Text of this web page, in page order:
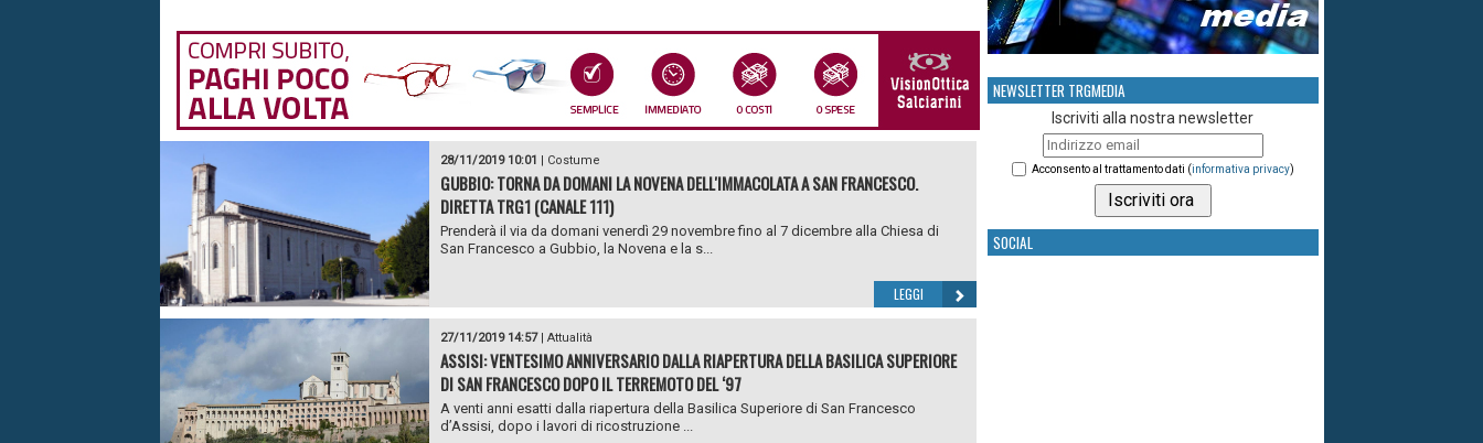
28/11/2019 10:01 | Costume
GUBBIO: TORNA DA DOMANI LA NOVENA DELL'IMMACOLATA A SAN FRANCESCO.
DIRETTA TRG1 (CANALE 111)
Prenderà il via da domani venerdì 29 novembre fino al 7 dicembre alla Chiesa di
San Francesco a Gubbio, la Novena e la s...
LEGGI
27/11/2019 14:57| Attualità
ASSISI: VENTESIMO ANNIVERSARIO DALLA RIAPERTURA DELLA BASILICA SUPERIORE
DI SAN FRANCESCO DOPO IL TERREMOTO DEL ‘97
A venti anni esatti dalla riapertura della Basilica Superiore di San Francesco
d’Assisi, dopo i lavori di ricostruzione ...
NEWSLETTER TRGMEDIA
Iscriviti alla nostra newsletter
Acconsento al trattamento dati (informativa privacy)
SOCIAL